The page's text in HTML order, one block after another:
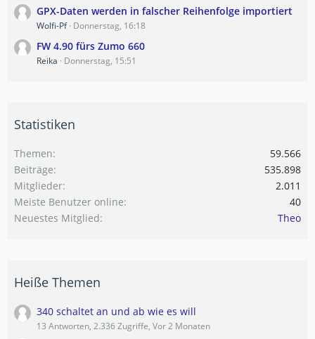
GPX-Daten werden in falscher Reihenfolge importiert
Wolfi-Pf Donnerstag, 16:18
FW 4.90 fürs Zumo 660
Reika Donnerstag, 15:51
Statistiken
Themen
59.566
Beiträge
535.898
Mitglieder
2.011
Meiste Benutzer online
40
Neuestes Mitglied
Theo
Heiße Themen
340 schaltet an und ab wie es will
13 Antworten, 2.336 Zugriffe, Vor 2 Monaten